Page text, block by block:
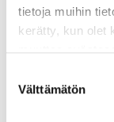
tietoja muihin
kerätty, kun olet
valinta
Välttämätön